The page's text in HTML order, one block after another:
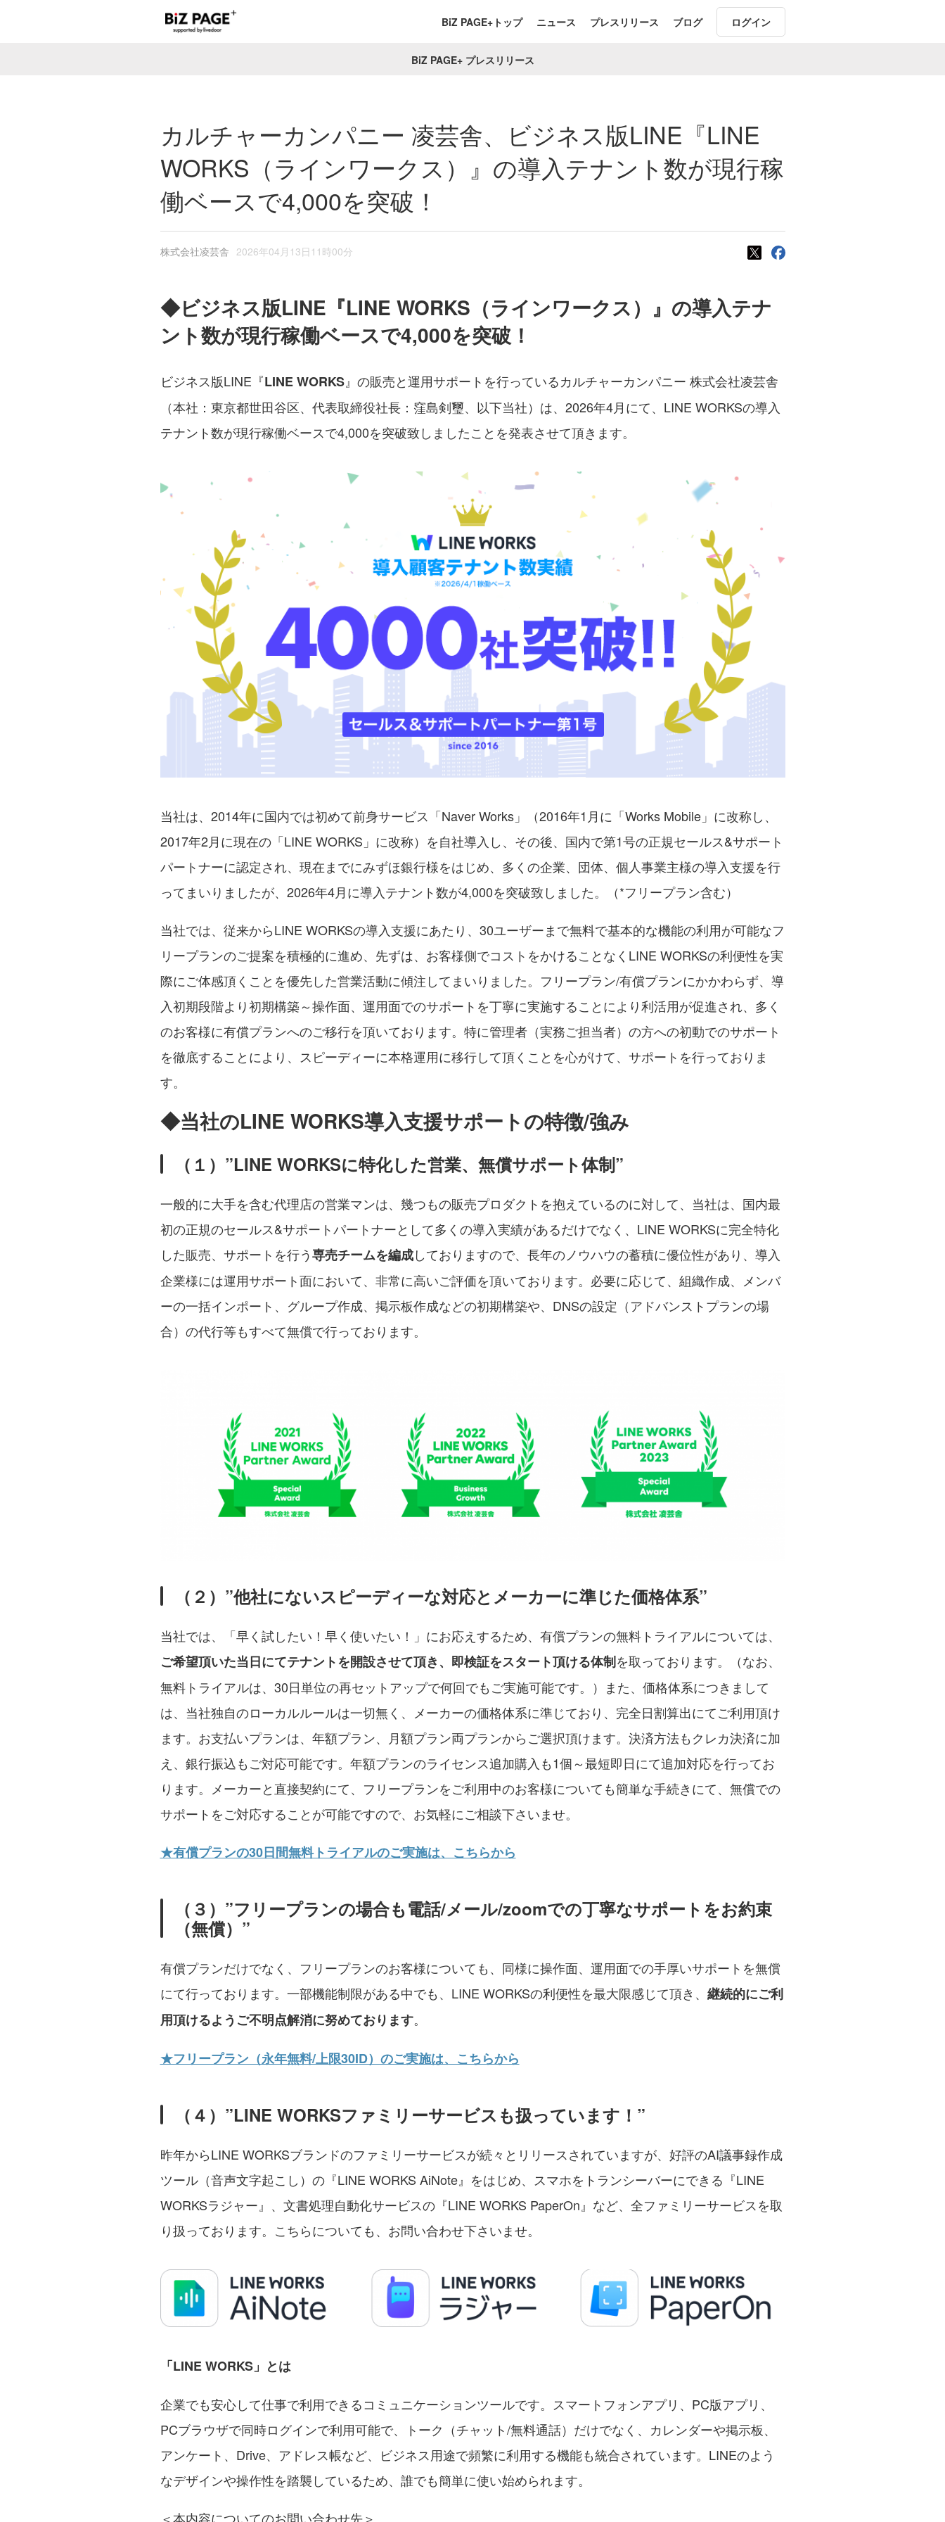
BiZ PAGE+トップ ニュース プレスリリース ブログ ログイン
BiZ PAGE+ プレスリリース
カルチャーカンパニー 凌芸舎、ビジネス版LINE『LINE
WORKS（ラインワークス）』の導入テナント数が現行稼
働ベースで4,000を突破！
株式会社凌芸舎 2026年04月13日11時00分
◆ビジネス版LINE『LINE WORKS（ラインワークス）』の導入テナ
ント数が現行稼働ベースで4,000を突破！
ビジネス版LINE『LINE WORKS』の販売と運用サポートを行っているカルチャーカンパニー 株式会社凌芸舎
（本社：東京都世田谷区、代表取締役社長：窪島剣璽、以下当社）は、2026年4月にて、LINE WORKSの導入
テナント数が現行稼働ベースで4,000を突破致しましたことを発表させて頂きます。
当社は、2014年に国内では初めて前身サービス「Naver Works」（2016年1月に「Works Mobile」に改称し、
2017年2月に現在の「LINE WORKS」に改称）を自社導入し、その後、国内で第1号の正規セールス&サポート
パートナーに認定され、現在までにみずほ銀行様をはじめ、多くの企業、団体、個人事業主様の導入支援を行
ってまいりましたが、2026年4月に導入テナント数が4,000を突破致しました。（*フリープラン含む）
当社では、従来からLINE WORKSの導入支援にあたり、30ユーザーまで無料で基本的な機能の利用が可能なフ
リープランのご提案を積極的に進め、先ずは、お客様側でコストをかけることなくLINE WORKSの利便性を実
際にご体感頂くことを優先した営業活動に傾注してまいりました。フリープラン/有償プランにかかわらず、導
入初期段階より初期構築～操作面、運用面でのサポートを丁寧に実施することにより利活用が促進され、多く
のお客様に有償プランへのご移行を頂いております。特に管理者（実務ご担当者）の方への初動でのサポート
を徹底することにより、スピーディーに本格運用に移行して頂くことを心がけて、サポートを行っておりま
す。
◆当社のLINE WORKS導入支援サポートの特徴/強み
（１）”LINE WORKSに特化した営業、無償サポート体制”
一般的に大手を含む代理店の営業マンは、幾つもの販売プロダクトを抱えているのに対して、当社は、国内最
初の正規のセールス&サポートパートナーとして多くの導入実績があるだけでなく、LINE WORKSに完全特化
した販売、サポートを行う専売チームを編成しておりますので、長年のノウハウの蓄積に優位性があり、導入
企業様には運用サポート面において、非常に高いご評価を頂いております。必要に応じて、組織作成、メンバ
ーの一括インポート、グループ作成、掲示板作成などの初期構築や、DNSの設定（アドバンストプランの場
合）の代行等もすべて無償で行っております。
（２）”他社にないスピーディーな対応とメーカーに準じた価格体系”
当社では、「早く試したい！早く使いたい！」にお応えするため、有償プランの無料トライアルについては、
ご希望頂いた当日にてテナントを開設させて頂き、即検証をスタート頂ける体制を取っております。（なお、
無料トライアルは、30日単位の再セットアップで何回でもご実施可能です。）また、価格体系につきまして
は、当社独自のローカルルールは一切無く、メーカーの価格体系に準じており、完全日割算出にてご利用頂け
ます。お支払いプランは、年額プラン、月額プラン両プランからご選択頂けます。決済方法もクレカ決済に加
え、銀行振込もご対応可能です。年額プランのライセンス追加購入も1個～最短即日にて追加対応を行ってお
ります。メーカーと直接契約にて、フリープランをご利用中のお客様についても簡単な手続きにて、無償での
サポートをご対応することが可能ですので、お気軽にご相談下さいませ。
★有償プランの30日間無料トライアルのご実施は、こちらから
（３）”フリープランの場合も電話/メール/zoomでの丁寧なサポートをお約束
（無償）”
有償プランだけでなく、フリープランのお客様についても、同様に操作面、運用面での手厚いサポートを無償
にて行っております。一部機能制限がある中でも、LINE WORKSの利便性を最大限感じて頂き、 継続的にご利
用頂けるようご不明点解消に努めております。
★フリープラン（永年無料/上限30ID）のご実施は、こちらから
（４）”LINE WORKSファミリーサービスも扱っています！”
昨年からLINE WORKSブランドのファミリーサービスが続々とリリースされていますが、好評のAI議事録作成
ツール（音声文字起こし）の『LINE WORKS AiNote』をはじめ、スマホをトランシーバーにできる『LINE
WORKSラジャー』、文書処理自動化サービスの『LINE WORKS PaperOn』など、全ファミリーサービスを取
り扱っております。こちらについても、お問い合わせ下さいませ。
「LINE WORKS」とは
企業でも安心して仕事で利用できるコミュニケーションツールです。スマートフォンアプリ、PC版アプリ、
PCブラウザで同時ログインで利用可能で、トーク（チャット/無料通話）だけでなく、カレンダーや掲示板、
アンケート、Drive、アドレス帳など、ビジネス用途で頻繁に利用する機能も統合されています。LINEのよう
なデザインや操作性を踏襲しているため、誰でも簡単に使い始められます。
＜本内容についてのお問い合わせ先＞